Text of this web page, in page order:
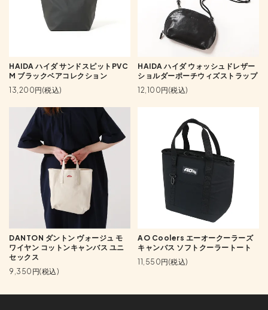
HAIDA ハイダ サンドスピットPVC
M ブラックベアコレクション
13,200円(税込)
HAIDA ハイダ ウォッシュドレザー
ショルダーポーチウィズストラップ
12,100円(税込)
DANTON ダントン ヴォージュ モ
ワイヤン コットンキャンバス ユニ
セックス
9,350円(税込)
AO Coolers エーオークーラーズ
キャンバス ソフトクーラートート
11,550円(税込)